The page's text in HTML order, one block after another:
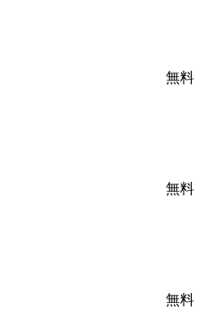
無料
無料
無料